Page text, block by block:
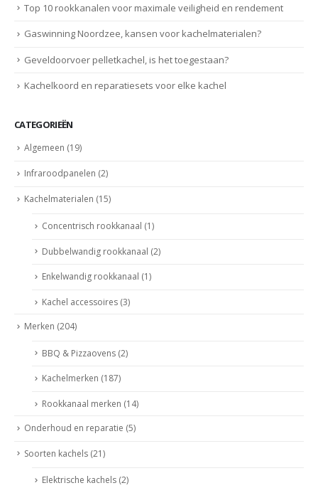
Top 10 rookkanalen voor maximale veiligheid en rendement
Gaswinning Noordzee, kansen voor kachelmaterialen?
Geveldoorvoer pelletkachel, is het toegestaan?
Kachelkoord en reparatiesets voor elke kachel
CATEGORIEËN
Algemeen (19)
Infraroodpanelen (2)
Kachelmaterialen (15)
Concentrisch rookkanaal (1)
Dubbelwandig rookkanaal (2)
Enkelwandig rookkanaal (1)
Kachel accessoires (3)
Merken (204)
BBQ & Pizzaovens (2)
Kachelmerken (187)
Rookkanaal merken (14)
Onderhoud en reparatie (5)
Soorten kachels (21)
Elektrische kachels (2)